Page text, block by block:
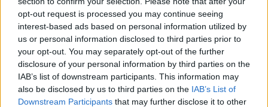
opt-out request is processed you may continue seeing
interest-based ads based on personal information utilized by
us or personal information disclosed to third parties prior to
your opt-out. You may separately opt-out of the further
disclosure of your personal information by third parties on the
IAB’s list of downstream participants. This information may
also be disclosed by us to third parties on the IAB’s List of
Downstream Participants that may further disclose it to other